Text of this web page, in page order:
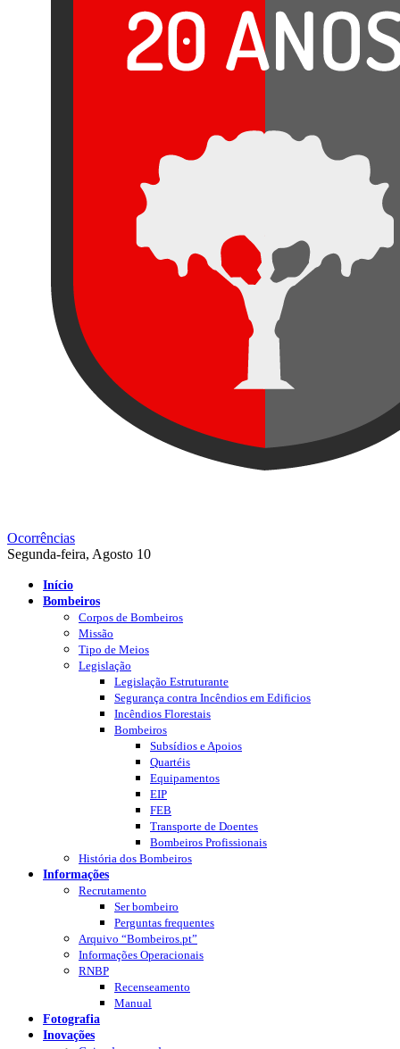
Ocorrências
Segunda-feira, Agosto 10
Início
Bombeiros
Corpos de Bombeiros
Missão
Tipo de Meios
Legislação
Legislação Estruturante
Segurança contra Incêndios em Edificios
Incêndios Florestais
Bombeiros
Subsídios e Apoios
Quartéis
Equipamentos
EIP
FEB
Transporte de Doentes
Bombeiros Profissionais
História dos Bombeiros
Informações
Recrutamento
Ser bombeiro
Perguntas frequentes
Arquivo “Bombeiros.pt”
Informações Operacionais
RNBP
Recenseamento
Manual
Fotografia
Inovações